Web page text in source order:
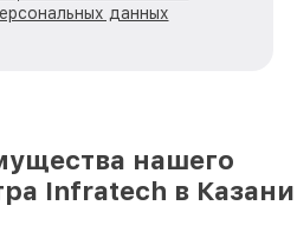
данных
нашего
Infratech в Казани